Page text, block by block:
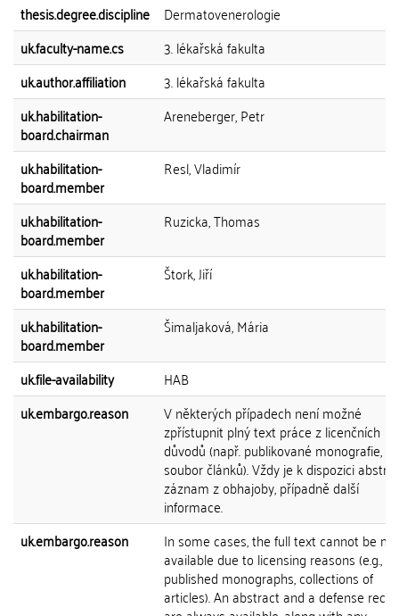
thesis.degree.discipline
Dermatovenerologie
uk.faculty-name.cs
3. lékařská fakulta
uk.author.affiliation
3. lékařská fakulta
uk.habilitation-
board.chairman
Areneberger, Petr
uk.habilitation-
board.member
Resl, Vladimír
uk.habilitation-
board.member
Ruzicka, Thomas
uk.habilitation-
board.member
Štork, Jiří
uk.habilitation-
board.member
Šimaljaková, Mária
uk.file-availability
HAB
uk.embargo.reason
V některých případech není možné
zpřístupnit plný text práce z licenčních
důvodů (např. publikované monografie,
soubor článků). Vždy je k dispozici
záznam z obhajoby, případně další
informace.
uk.embargo.reason
In some cases, the full text cannot be
available due to licensing reasons (e.g.,
published monographs, collections of
articles). An abstract and a defense